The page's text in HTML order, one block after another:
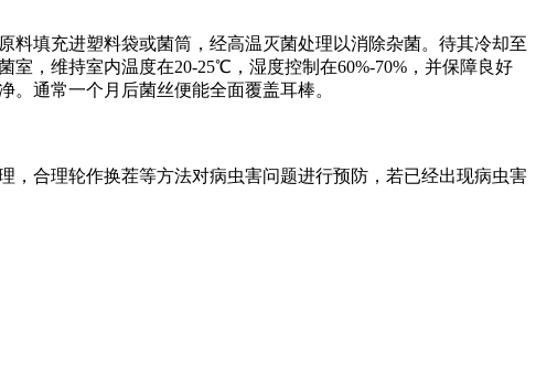
填充进塑料袋或菌筒，经高温灭菌处理以消除杂菌。待其冷却至
，维持室内温度在20-25℃，湿度控制在60%-70%，并保障良好
通常一个月后菌丝便能全面覆盖耳棒。
，合理轮作换茬等方法对病虫害问题进行预防，若已经出现病虫害